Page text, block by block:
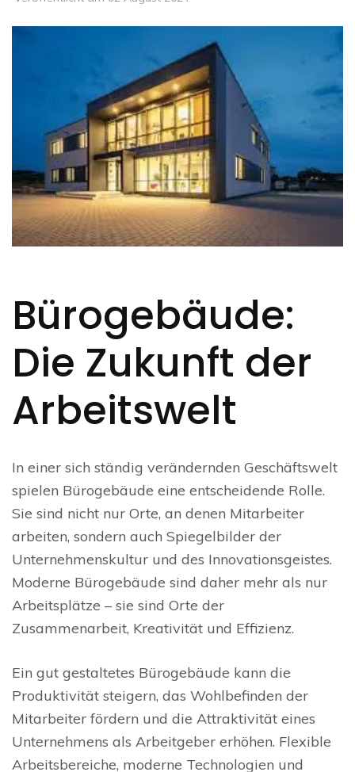
Bürogebäude:
Die Zukunft der
Arbeitswelt
In einer sich ständig verändernden Geschäftswelt
spielen Bürogebäude eine entscheidende Rolle.
Sie sind nicht nur Orte, an denen Mitarbeiter
arbeiten, sondern auch Spiegelbilder der
Unternehmenskultur und des Innovationsgeistes.
Moderne Bürogebäude sind daher mehr als nur
Arbeitsplätze – sie sind Orte der
Zusammenarbeit, Kreativität und Effizienz.
Ein gut gestaltetes Bürogebäude kann die
Produktivität steigern, das Wohlbefinden der
Mitarbeiter fördern und die Attraktivität eines
Unternehmens als Arbeitgeber erhöhen. Flexible
Arbeitsbereiche, moderne Technologien und